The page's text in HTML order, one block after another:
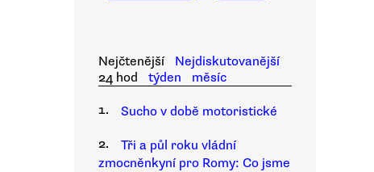
Nejčtenější
Nejdiskutovanější
24 hod
týden
měsíc
1.
Sucho v době motoristické
2.
Tři a půl roku vládní
zmocněnkyní pro Romy: Co jsme